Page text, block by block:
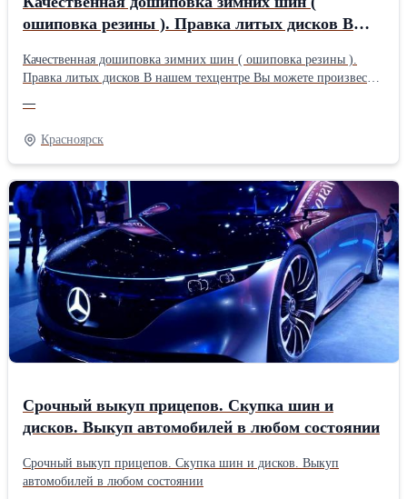
ошиповка резины ). Правка литых дисков В
полную, либо
Качественная дошиповка зимних шин ( ошиповка резины ).
Правка литых дисков В нашем техцентре Вы можете произвести
отверстия, установка нового шипа и сам шип. Услуга ошиповки
может производится в комплексе с динамической
балансировкой, шиномонтажем, при необходимости 3D-
развалом, правкой дисков и другими сопутствующими
услугами. Для удобства действует предварительная запись по
телефону. Акция: При оказании двух и более услуг-комплект
хромированных вентилей в подарок. +7(391)2-714-223; 8-905-
996-46-51 ООО "АвтоСтолица" Гайдашовка 3/1
—
Красноярск
Срочный выкуп прицепов. Скупка шин и
дисков. Выкуп автомобилей в любом состоянии
Срочный выкуп прицепов. Скупка шин и дисков. Выкуп
автомобилей в любом состоянии